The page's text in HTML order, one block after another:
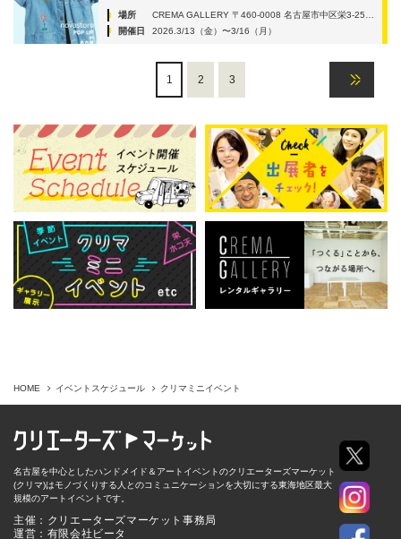
場所
開催日
2026.3/13（金）〜3/16（月）
1 2 3
HOME イベントスケジュール クリマミニイベント
名古屋を中心としたハンドメイド＆アートイベントのクリエーターズマーケット
(クリマ)はモノづくりする人とのコミュニケーションを大切にする東海地区最大
規模のアートイベントです。
主催：クリエーターズマーケット事務局
運営：有限会社ビータ